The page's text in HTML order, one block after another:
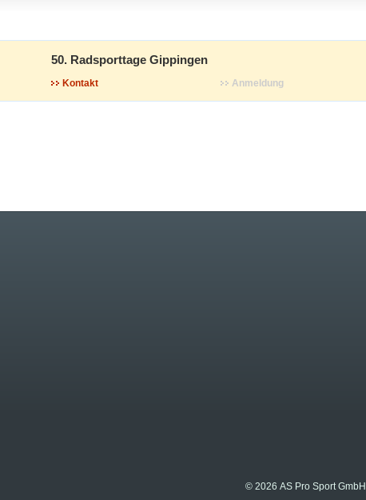
50. Radsporttage Gippingen
Kontakt Anmeldung
© 2026 AS Pro Sport GmbH